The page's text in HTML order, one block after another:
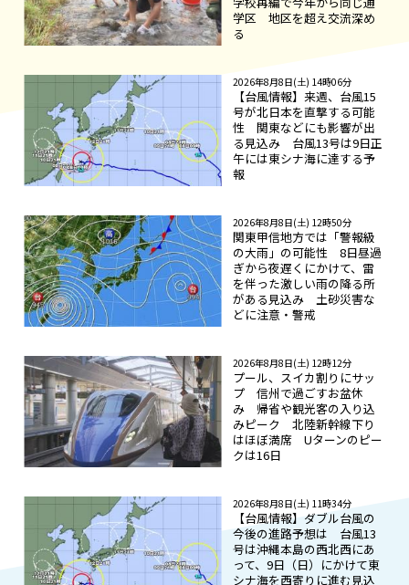
学区 地区を超え交流深め
る
2026年8月8日(土) 14時06分
【台風情報】来週、台風15
号が北日本を直撃する可能
性 関東などにも影響が出
る見込み 台風13号は9日正
午には東シナ海に達する予
報
2026年8月8日(土) 12時50分
関東甲信地方では「警報級
の大雨」の可能性 8日昼過
ぎから夜遅くにかけて、雷
を伴った激しい雨の降る所
がある見込み 土砂災害な
どに注意・警戒
2026年8月8日(土) 12時12分
プール、スイカ割りにサッ
プ 信州で過ごすお盆休
み 帰省や観光客の入り込
みピーク 北陸新幹線下り
はほぼ満席 Uターンのピー
クは16日
2026年8月8日(土) 11時34分
【台風情報】ダブル台風の
今後の進路予想は 台風13
号は沖縄本島の西北西にあ
って、9日（日）にかけて東
シナ海を西寄りに進む見込